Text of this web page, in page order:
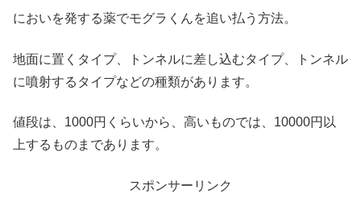
においを発する薬でモグラくんを追い払う方法。
地面に置くタイプ、トンネルに差し込むタイプ、トンネル
に噴射するタイプなどの種類があります。
値段は、1000円くらいから、高いものでは、10000円以
上するものまであります。
スポンサーリンク